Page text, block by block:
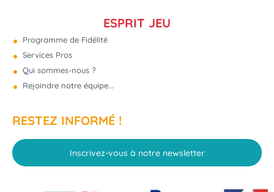
ESPRIT JEU
Programme de Fidélité
Services Pros
Qui sommes-nous ?
Rejoindre notre équipe...
RESTEZ INFORMÉ !
Inscrivez-vous à notre newsletter